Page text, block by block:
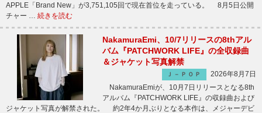
APPLE「Brand New」が3,751,105回で現在首位を走っている。 8月5日公開
チャー … 続きを読む
NakamuraEmi、10/7リリースの8thアル
バム『PATCHWORK LIFE』の全収録曲
＆ジャケット写真解禁
Ｊ－ＰＯＰ
2026年8月7日
NakamuraEmiが、10月7日リリースとなる8th
アルバム『PATCHWORK LIFE』の収録曲および
ジャケット写真が解禁された。 約2年4か月ぶりとなる本作は、メジャーデビ